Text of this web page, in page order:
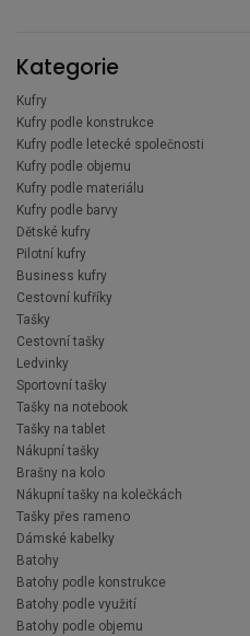
Kategorie
Kufry
Kufry podle konstrukce
Kufry podle letecké společnosti
Kufry podle objemu
Kufry podle materiálu
Kufry podle barvy
Dětské kufry
Pilotní kufry
Business kufry
Cestovní kufříky
Tašky
Cestovní tašky
Ledvinky
Sportovní tašky
Tašky na notebook
Tašky na tablet
Nákupní tašky
Brašny na kolo
Nákupní tašky na kolečkách
Tašky přes rameno
Dámské kabelky
Batohy
Batohy podle konstrukce
Batohy podle využití
Batohy podle objemu